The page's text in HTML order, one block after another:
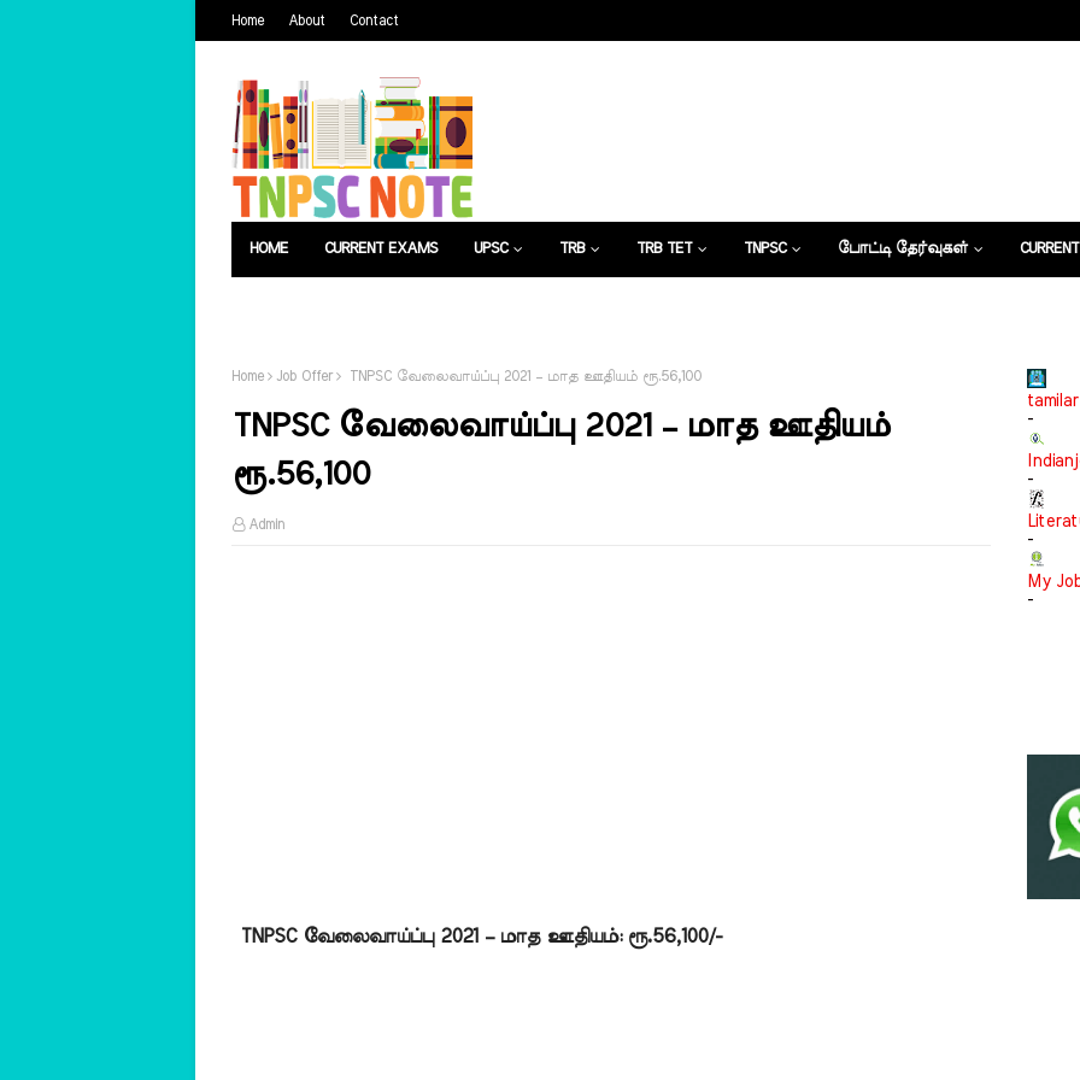
Home About Contact
HOME CURRENT EXAMS UPSC TRB TRB TET TNPSC போட்டி தேர்வுகள்
Home Job Offer TNPSC வேலைவாய்ப்பு 2021 – மாத ஊதியம் ரூ.56,100
TNPSC வேலைவாய்ப்பு 2021 – மாத ஊதியம்
ரூ.56,100
Admin
TNPSC வேலைவாய்ப்பு 2021 – மாத ஊதியம்: ரூ.56,100/-
-
-
-
My
-